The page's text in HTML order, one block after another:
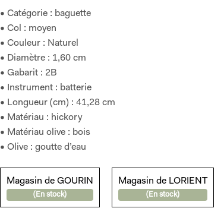
• Catégorie : baguette
• Col : moyen
• Couleur : Naturel
• Diamètre : 1,60 cm
• Gabarit : 2B
• Instrument : batterie
• Longueur (cm) : 41,28 cm
• Matériau : hickory
• Matériau olive : bois
• Olive : goutte d’eau
Magasin de GOURIN
(En stock)
Magasin de LORIENT
(En stock)